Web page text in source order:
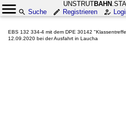
UNSTRUTBAHN
Suche
Registrieren
EBS 132 334-4 mit dem DPE 30142
12.09.2020 bei der Ausfahrt in Laucha